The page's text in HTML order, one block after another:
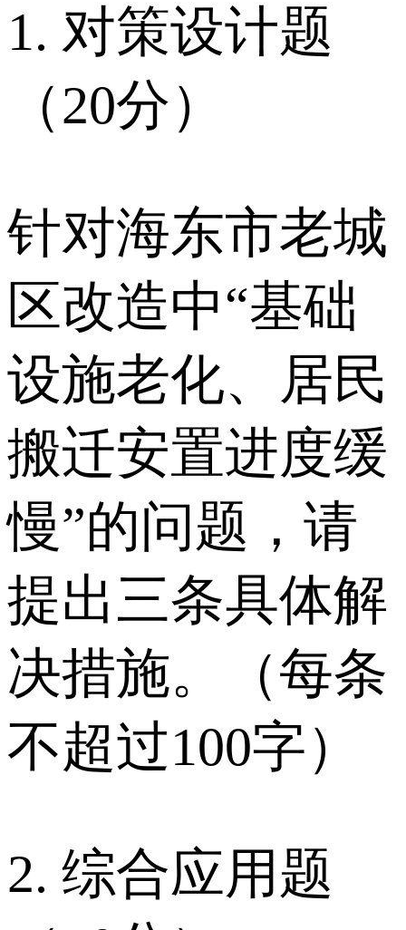
1. 对策设计题
（20分）
针对海东市老城
区改造中“基础
设施老化、居民
搬迁安置进度缓
慢”的问题，请
提出三条具体解
决措施。（每条
不超过100字）
2. 综合应用题